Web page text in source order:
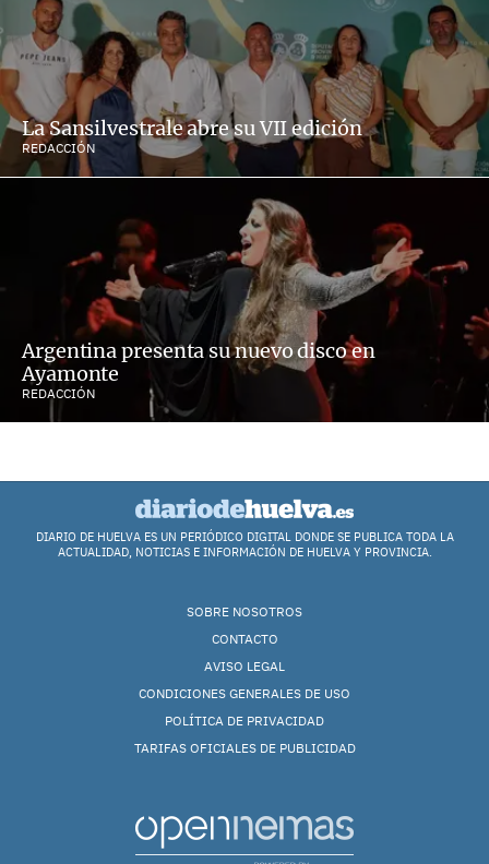
La Sansilvestrale abre su VII edición
REDACCIÓN
Argentina presenta su nuevo disco en
Ayamonte
REDACCIÓN
DIARIO DE HUELVA ES UN PERIÓDICO DIGITAL DONDE SE PUBLICA TODA LA
ACTUALIDAD, NOTICIAS E INFORMACIÓN DE HUELVA Y PROVINCIA.
SOBRE NOSOTROS
CONTACTO
AVISO LEGAL
CONDICIONES GENERALES DE USO
POLÍTICA DE PRIVACIDAD
TARIFAS OFICIALES DE PUBLICIDAD